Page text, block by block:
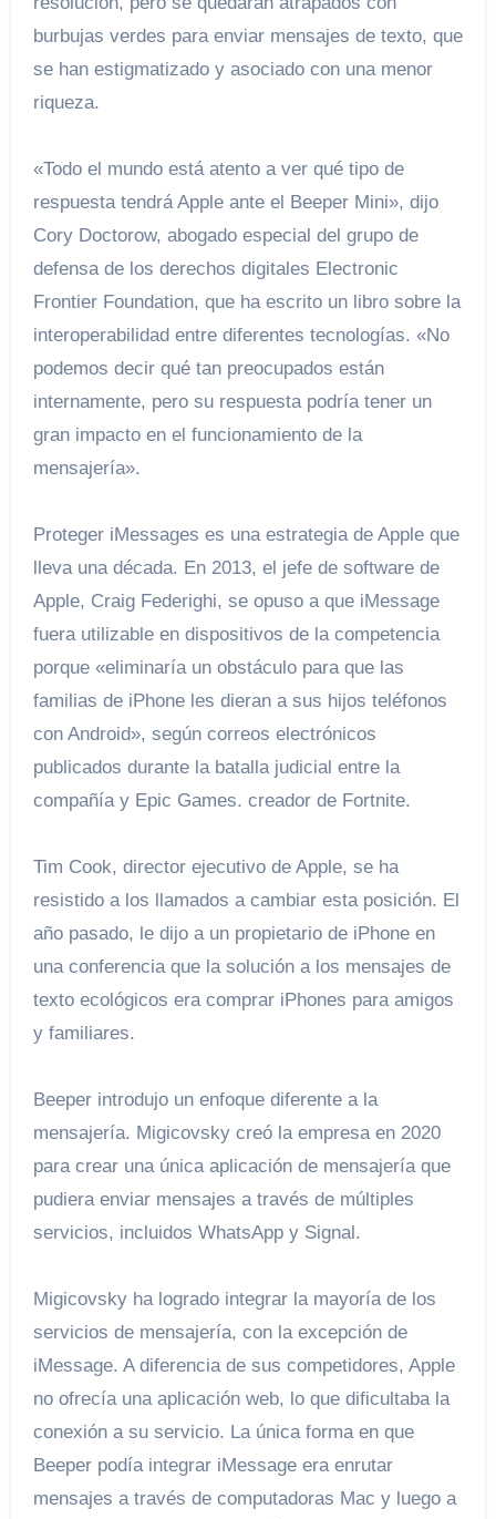
burbujas verdes para enviar mensajes de texto, que
se han estigmatizado y asociado con una menor
riqueza.
«Todo el mundo está atento a ver qué tipo de
respuesta tendrá Apple ante el Beeper Mini», dijo
Cory Doctorow, abogado especial del grupo de
defensa de los derechos digitales Electronic
Frontier Foundation, que ha escrito un libro sobre la
interoperabilidad entre diferentes tecnologías. «No
podemos decir qué tan preocupados están
internamente, pero su respuesta podría tener un
gran impacto en el funcionamiento de la
mensajería».
Proteger iMessages es una estrategia de Apple que
lleva una década. En 2013, el jefe de software de
Apple, Craig Federighi, se opuso a que iMessage
fuera utilizable en dispositivos de la competencia
porque «eliminaría un obstáculo para que las
familias de iPhone les dieran a sus hijos teléfonos
con Android», según correos electrónicos
publicados durante la batalla judicial entre la
compañía y Epic Games. creador de Fortnite.
Tim Cook, director ejecutivo de Apple, se ha
resistido a los llamados a cambiar esta posición. El
año pasado, le dijo a un propietario de iPhone en
una conferencia que la solución a los mensajes de
texto ecológicos era comprar iPhones para amigos
y familiares.
Beeper introdujo un enfoque diferente a la
mensajería. Migicovsky creó la empresa en 2020
para crear una única aplicación de mensajería que
pudiera enviar mensajes a través de múltiples
servicios, incluidos WhatsApp y Signal.
Migicovsky ha logrado integrar la mayoría de los
servicios de mensajería, con la excepción de
iMessage. A diferencia de sus competidores, Apple
no ofrecía una aplicación web, lo que dificultaba la
conexión a su servicio. La única forma en que
Beeper podía integrar iMessage era enrutar
mensajes a través de computadoras Mac y luego a